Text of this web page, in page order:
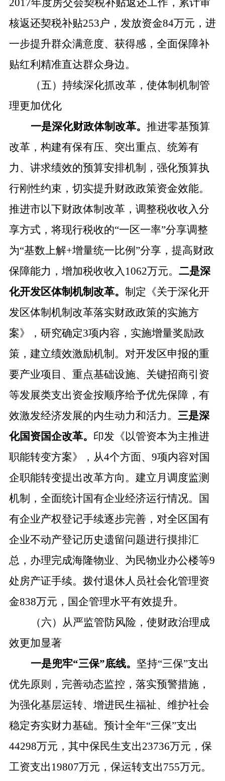
2017年度房交会契税补贴返还工作，累计审
核返还契税补贴253户，发放资金84万元，进
一步提升群众满意度、获得感，全面保障补
贴红利精准直达群众身边。
（五）持续深化抓改革，使体制机制管
理更加优化
一是深化财政体制改革。 推进零基预算
改革，构建有保有压、突出重点、统筹有
力、讲求绩效的预算安排机制，强化预算执
行刚性约束，切实提升财政政策资金效能。
推进市以下财政体制改革，调整税收收入分
享方式，将现行税收的“一区一率”分享调整
为“基数上解+增量统一比例”分享，提高财政
保障能力，增加税收收入1062万元。 二是深
化开发区体制机制改革。 制定《关于深化开
发区体制机制改革落实财政政策的实施方
案》，研究确定3项内容，实施增量奖励政
策，建立绩效激励机制。对开发区申报的重
要产业项目、重点基础设施、关键招商引资
等发展类支出资金按顺序给予优先保障，有
效激发经济发展的内生动力和活力。 三是深
化国资国企改革。 印发《以管资本为主推进
职能转变方案》， 从4个方面、9项内容对国
企职能转变提出改革方向。 建立月调度监测
机制，全面统计国有企业经济运行情况。国
有企业产权登记手续逐步完善，对全区国有
企业不动产登记历史遗留问题进行摸排汇
总，办理完成海隆物业、为民物业办公楼等9
处房产证手续。拨付退休人员社会化管理资
金838万元，国企管理水平有效提升。
（六）从严监管防风险，使财政治理成
效更加显著
一是兜牢“三保”底线。 坚持“三保”支出
优先原则，完善动态监控， 落实预警措施，
为强化基层运转、增进民生福祉、维护社会
稳定夯实财力基础。预计全年“三保”支出
44298万元，其中保民生支出23736万元，保
工资支出19807万元，保运转支出755万元。